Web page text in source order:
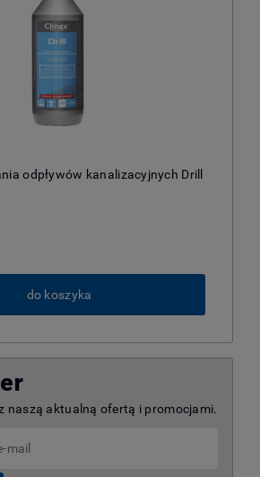
odpływów kanalizacyjnych Drill
do koszyka
naszą aktualną ofertą i promocjami.